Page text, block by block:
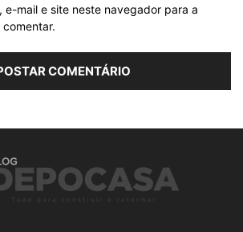
e-mail e site neste navegador para a